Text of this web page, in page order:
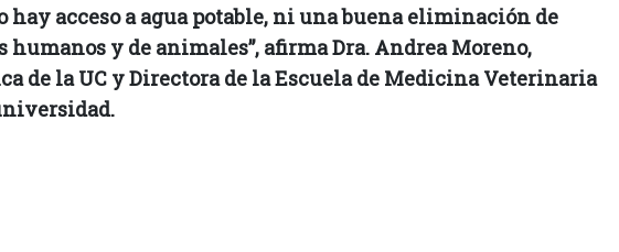
hay acceso a agua potable, ni una buena eliminación de
humanos y de animales”, afirma Dra. Andrea Moreno,
de la UC y Directora de la Escuela de Medicina Veterinaria